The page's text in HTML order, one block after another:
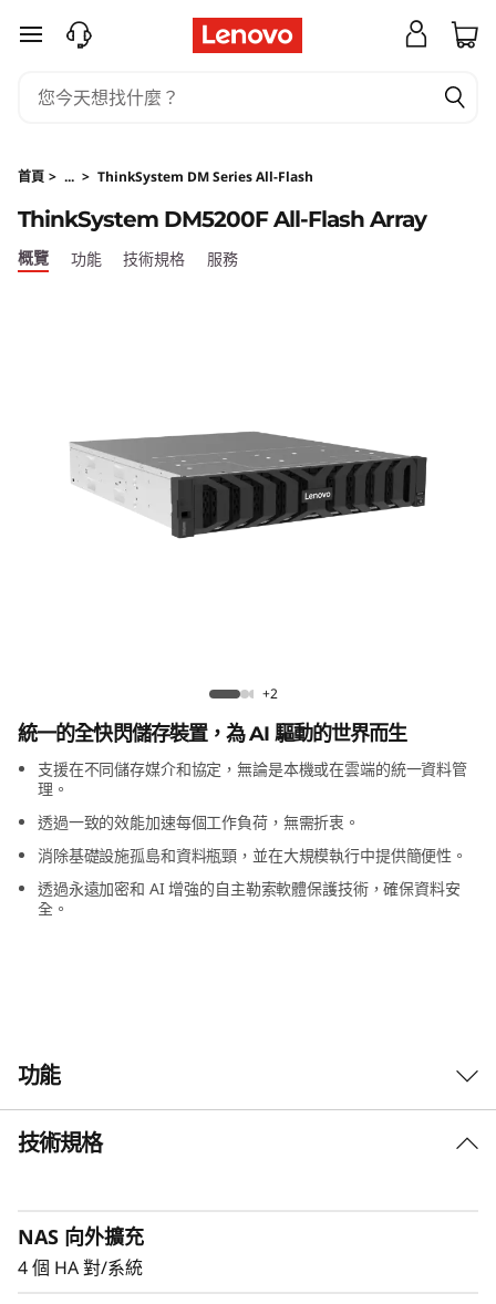
T
n
k
S
0
0
F
全
存
陣
跳至主要內容
首頁 > ... > ThinkSystem DM Series All-Flash
ThinkSystem DM5200F All-Flash Array
ThinkSystem DM5200F All-Flash Array
概覽 功能 技術規格 服務
+2
統一的全快閃儲存裝置，為 AI 驅動的世界而生
支援在不同儲存媒介和協定，無論是本機或在雲端的統一資料管
理。
透過一致的效能加速每個工作負荷，無需折衷。
消除基礎設施孤島和資料瓶頸，並在大規模執行中提供簡便性。
透過永遠加密和 AI 增強的自主勒索軟體保護技術，確保資料安
全。
功能
平衡效能與效率
此成為企業在尋求平衡效能與成本效益的多功能選
擇。實現卓越的儲存裝置效率，同時提供任務關鍵
技術規格
NAS 向外擴充
4 個 HA 對/系統